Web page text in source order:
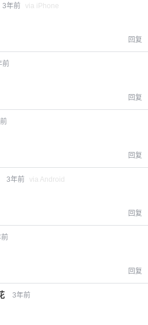
3年前 via iPhone
回复
前
回复
回复
3年前 via Android
回复
回复
3年前